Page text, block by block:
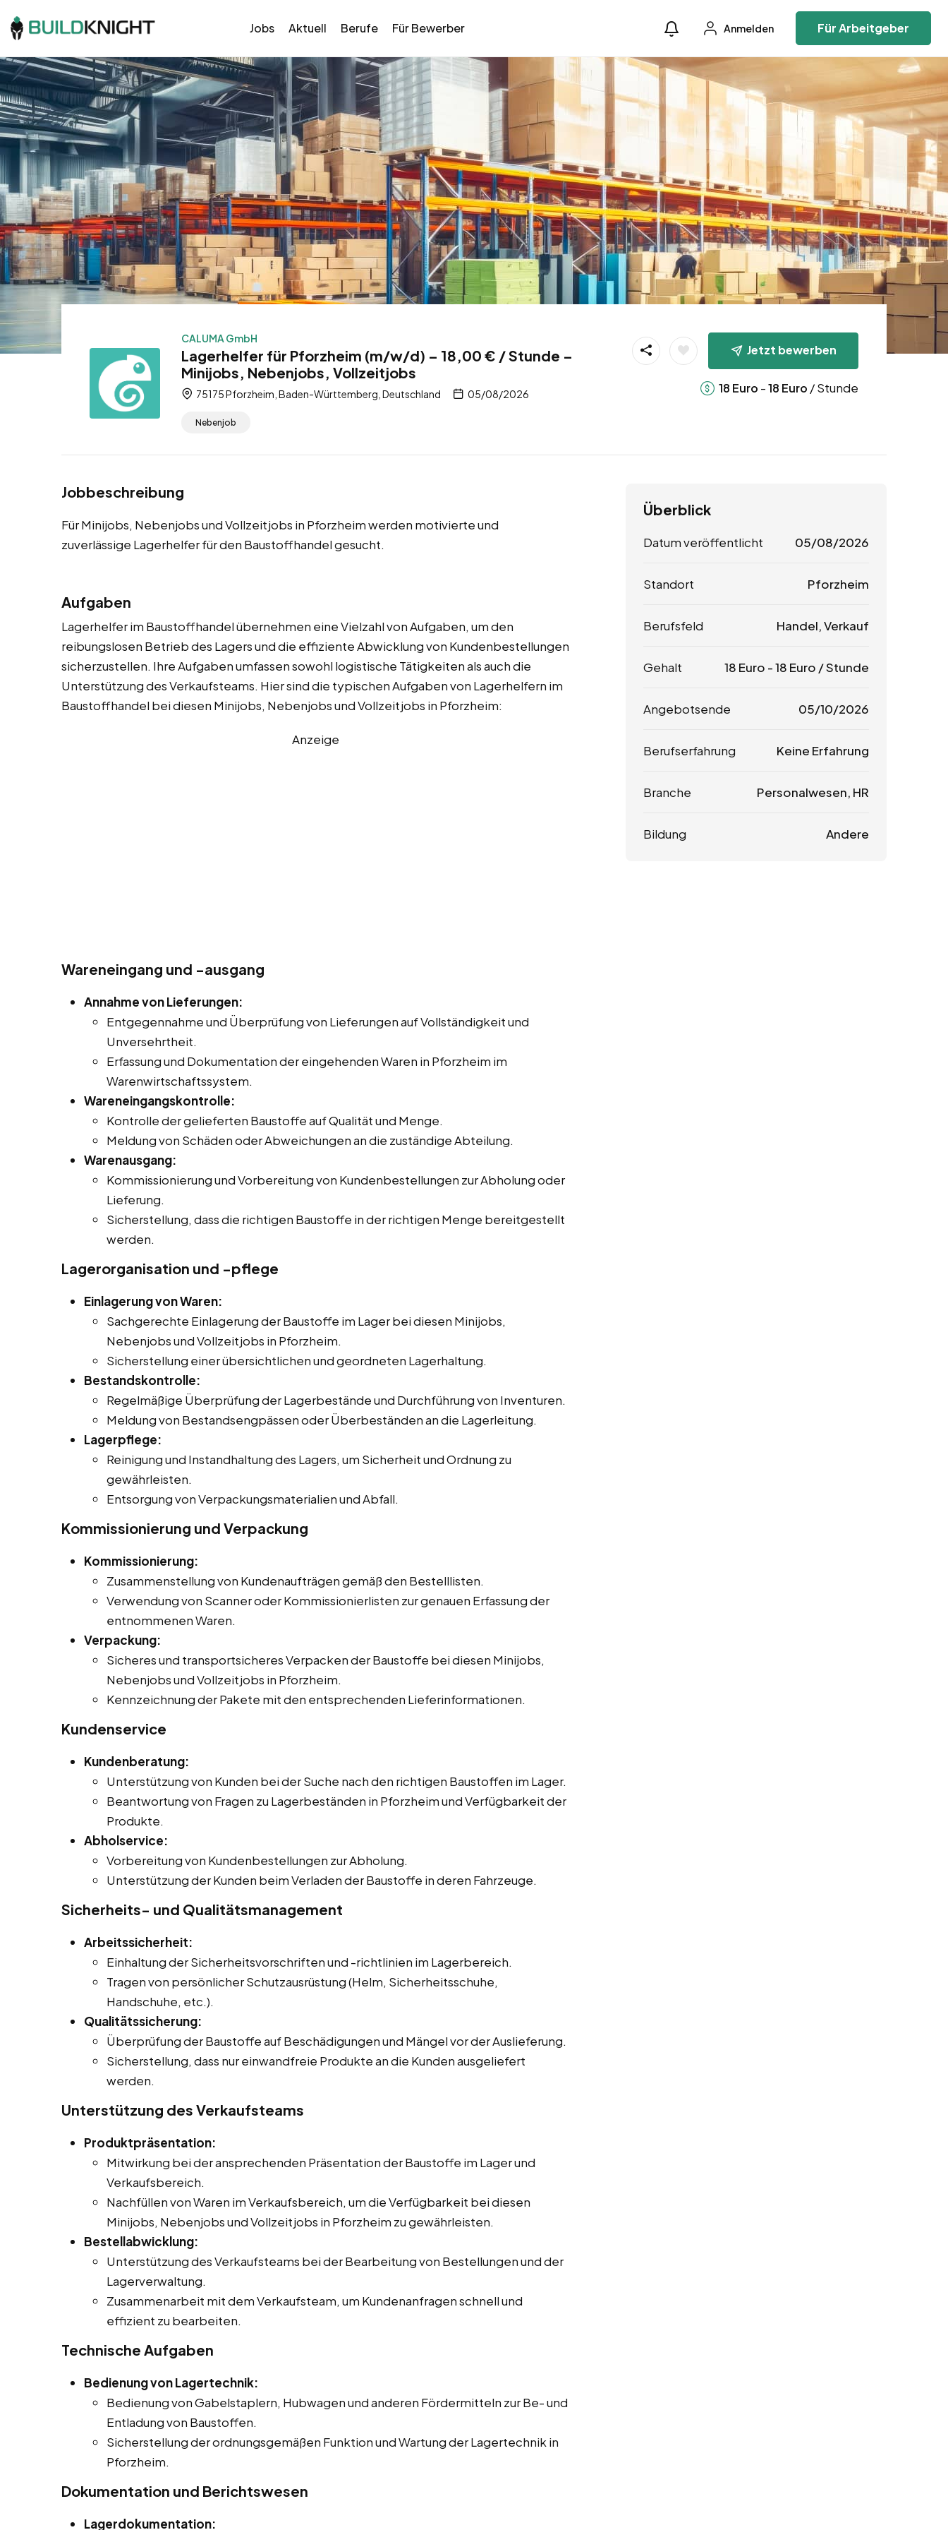
Jobs Aktuell Berufe Für Bewerber Anmelden Für Arbeitgeber
CALUMA GmbH
Lagerhelfer für Pforzheim (m/w/d) – 18,00 € / Stunde –
Minijobs, Nebenjobs, Vollzeitjobs
75175 Pforzheim, Baden-Württemberg, Deutschland 05/08/2026
Nebenjob
Jetzt bewerben
18 Euro -18 Euro / Stunde
Jobbeschreibung
Für Minijobs, Nebenjobs und Vollzeitjobs in Pforzheim werden motivierte und
zuverlässige Lagerhelfer für den Baustoffhandel gesucht.
Aufgaben
Lagerhelfer im Baustoffhandel übernehmen eine Vielzahl von Aufgaben, um den
reibungslosen Betrieb des Lagers und die effiziente Abwicklung von Kundenbestellungen
sicherzustellen. Ihre Aufgaben umfassen sowohl logistische Tätigkeiten als auch die
Unterstützung des Verkaufsteams. Hier sind die typischen Aufgaben von Lagerhelfern im
Baustoffhandel bei diesen Minijobs, Nebenjobs und Vollzeitjobs in Pforzheim:
Anzeige
Wareneingang und -ausgang
Annahme von Lieferungen:
Entgegennahme und Überprüfung von Lieferungen auf Vollständigkeit und
Unversehrtheit.
Erfassung und Dokumentation der eingehenden Waren in Pforzheim im
Warenwirtschaftssystem.
Wareneingangskontrolle:
Kontrolle der gelieferten Baustoffe auf Qualität und Menge.
Meldung von Schäden oder Abweichungen an die zuständige Abteilung.
Warenausgang:
Kommissionierung und Vorbereitung von Kundenbestellungen zur Abholung oder
Lieferung.
Sicherstellung, dass die richtigen Baustoffe in der richtigen Menge bereitgestellt
werden.
Lagerorganisation und -pflege
Einlagerung von Waren:
Sachgerechte Einlagerung der Baustoffe im Lager bei diesen Minijobs,
Nebenjobs und Vollzeitjobs in Pforzheim.
Sicherstellung einer übersichtlichen und geordneten Lagerhaltung.
Bestandskontrolle:
Regelmäßige Überprüfung der Lagerbestände und Durchführung von Inventuren.
Meldung von Bestandsengpässen oder Überbeständen an die Lagerleitung.
Lagerpflege:
Reinigung und Instandhaltung des Lagers, um Sicherheit und Ordnung zu
gewährleisten.
Entsorgung von Verpackungsmaterialien und Abfall.
Kommissionierung und Verpackung
Kommissionierung:
Zusammenstellung von Kundenaufträgen gemäß den Bestelllisten.
Verwendung von Scanner oder Kommissionierlisten zur genauen Erfassung der
entnommenen Waren.
Verpackung:
Sicheres und transportsicheres Verpacken der Baustoffe bei diesen Minijobs,
Nebenjobs und Vollzeitjobs in Pforzheim.
Kennzeichnung der Pakete mit den entsprechenden Lieferinformationen.
Kundenservice
Kundenberatung:
Unterstützung von Kunden bei der Suche nach den richtigen Baustoffen im Lager.
Beantwortung von Fragen zu Lagerbeständen in Pforzheim und Verfügbarkeit der
Produkte.
Abholservice:
Vorbereitung von Kundenbestellungen zur Abholung.
Unterstützung der Kunden beim Verladen der Baustoffe in deren Fahrzeuge.
Sicherheits- und Qualitätsmanagement
Arbeitssicherheit:
Einhaltung der Sicherheitsvorschriften und -richtlinien im Lagerbereich.
Tragen von persönlicher Schutzausrüstung (Helm, Sicherheitsschuhe,
Handschuhe, etc.).
Qualitätssicherung:
Überprüfung der Baustoffe auf Beschädigungen und Mängel vor der Auslieferung.
Sicherstellung, dass nur einwandfreie Produkte an die Kunden ausgeliefert
werden.
Unterstützung des Verkaufsteams
Produktpräsentation:
Mitwirkung bei der ansprechenden Präsentation der Baustoffe im Lager und
Verkaufsbereich.
Nachfüllen von Waren im Verkaufsbereich, um die Verfügbarkeit bei diesen
Minijobs, Nebenjobs und Vollzeitjobs in Pforzheim zu gewährleisten.
Bestellabwicklung:
Unterstützung des Verkaufsteams bei der Bearbeitung von Bestellungen und der
Lagerverwaltung.
Zusammenarbeit mit dem Verkaufsteam, um Kundenanfragen schnell und
effizient zu bearbeiten.
Technische Aufgaben
Bedienung von Lagertechnik:
Bedienung von Gabelstaplern, Hubwagen und anderen Fördermitteln zur Be- und
Entladung von Baustoffen.
Sicherstellung der ordnungsgemäßen Funktion und Wartung der Lagertechnik in
Pforzheim.
Dokumentation und Berichtswesen
Lagerdokumentation:
Überblick
Datum veröffentlicht 05/08/2026
Standort Pforzheim
Berufsfeld Handel, Verkauf
Gehalt 18 Euro -18 Euro / Stunde
Angebotsende 05/10/2026
Berufserfahrung Keine Erfahrung
Branche Personalwesen, HR
Bildung Andere